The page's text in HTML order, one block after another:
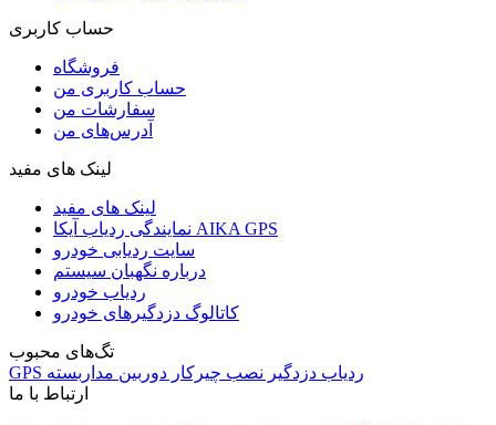
حساب کاربری
فروشگاه
حساب کاربری من
سفارشات من
آدرس‌های من
لینک های مفید
لینک های مفید
نمایندگی ردیاب آیکا AIKA GPS
سایت ردیابی خودرو
درباره نگهبان سیستم
ردیاب خودرو
کاتالوگ دزدگیرهای خودرو
تگ‌های محبوب
GPS
ردیاب دزدگیر نصب چیرکار دوربین مداربسته
ارتباط با ما